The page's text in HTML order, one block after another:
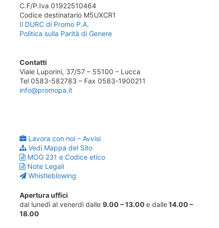
C.F/P.Iva 01922510464
Codice destinatario M5UXCR1
Il DURC di Promo P.A.
Politica sulla Parità di Genere
Contatti
Viale Luporini, 37/57 – 55100 – Lucca
Tel 0583-582783 – Fax 0583-1900211
info@promopa.it
Lavora con noi – Avvisi
Vedi Mappa del Sito
MOG 231 e Codice etico
Note Legali
Whistleblowing
Apertura uffici
dal lunedì al venerdì dalle 9.00 – 13.00 e dalle14.00 –
18.00